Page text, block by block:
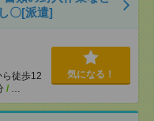
〇[派遣]
徒歩12
/ …
気になる！